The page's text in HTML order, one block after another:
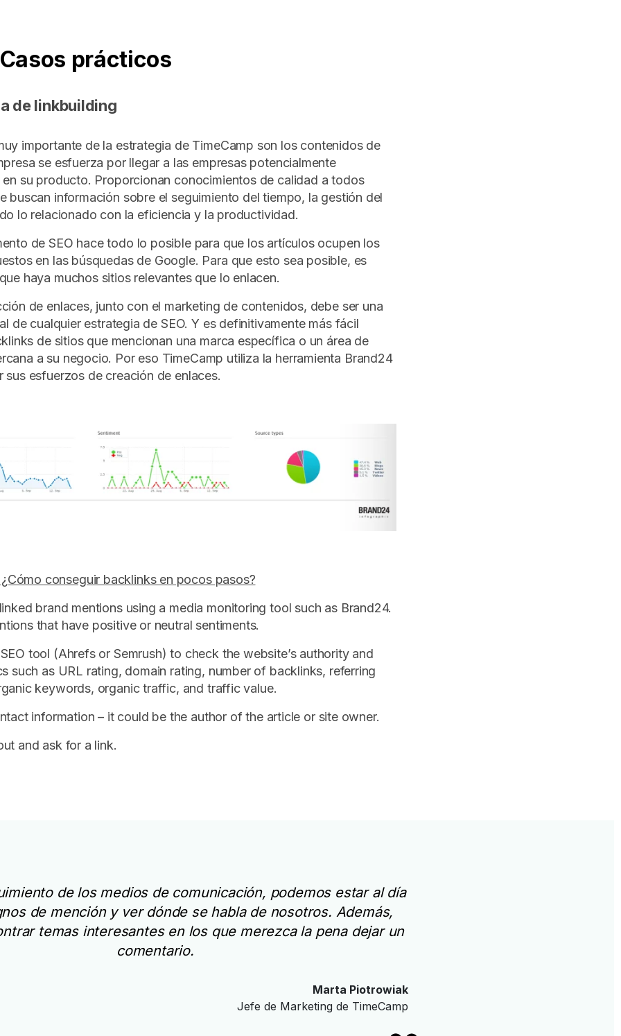
prácticos
de linkbuilding
importante de la estrategia de TimeCamp son los contenidos de
se esfuerza por llegar a las empresas potencialmente
en su producto. Proporcionan conocimientos de calidad a todos
buscan información sobre el seguimiento del tiempo, la gestión del
lo relacionado con la eficiencia y la productividad.
de SEO hace todo lo posible para que los artículos ocupen los
en las búsquedas de Google. Para que esto sea posible, es
haya muchos sitios relevantes que lo enlacen.
de enlaces, junto con el marketing de contenidos, debe ser una
de cualquier estrategia de SEO. Y es definitivamente más fácil
de sitios que mencionan una marca específica o un área de
a su negocio. Por eso TimeCamp utiliza la herramienta Brand24
sus esfuerzos de creación de enlaces.
conseguir backlinks en pocos pasos?
brand mentions using a media monitoring tool such as Brand24.
that have positive or neutral sentiments.
tool (Ahrefs or Semrush) to check the website’s authority and
such as URL rating, domain rating, number of backlinks, referring
keywords, organic traffic, and traffic value.
information – it could be the author of the article or site owner.
and ask for a link.
de los medios de comunicación, podemos estar al día
de mención y ver dónde se habla de nosotros. Además,
temas interesantes en los que merezca la pena dejar un
comentario.
Marta Piotrowiak
Jefe de Marketing de TimeCamp